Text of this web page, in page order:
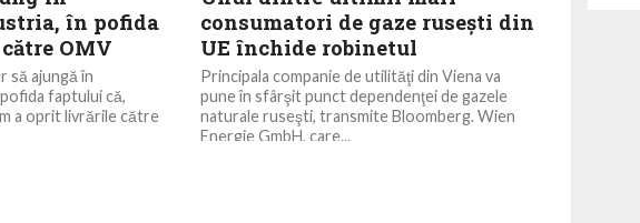
în pofida
OMV
să ajungă în
faptului că,
a oprit livrările către
consumatori de gaze ruseşti din
UE închide robinetul
Principala companie de utilităţi din Viena va
pune în sfârşit punct dependenţei de gazele
naturale ruseşti, transmite Bloomberg. Wien
Energie GmbH, care...